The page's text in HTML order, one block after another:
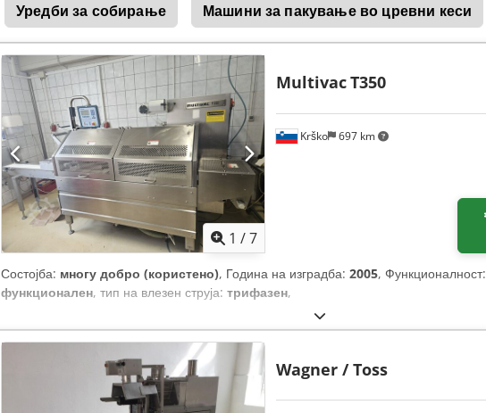
Уредби за собирање
Машини за пакување во цревни кеси
1 /7
Krško 697 km
MultivacT350
Состојба: многу добро (користено), Година на изградба: 2005, Функционалност:
функционален, тип на влезен струја: трифазен,
Wagner / Toss